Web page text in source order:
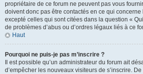
propriétaire de ce forum ne peuvent pas vous
doivent donc pas être contactés en ce qui
excepté celles qui sont citées dans la question «
de problèmes d’abus ou d’ordres légaux liés à ce
Haut
Pourquoi ne puis-je pas m’inscrire ?
Il est possible qu’un administrateur du forum ait
d’empêcher les nouveaux visiteurs de s’inscrire.